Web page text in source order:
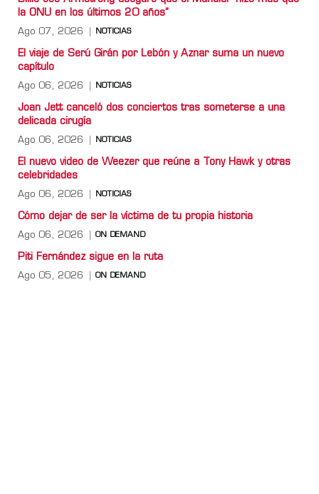
la ONU en los últimos 20 años”
Ago 07, 2026 NOTICIAS
El viaje de Serú Girán por Lebón y Aznar suma un nuevo
capítulo
Ago 06, 2026 NOTICIAS
Joan Jett canceló dos conciertos tras someterse a una
delicada cirugía
Ago 06, 2026 NOTICIAS
El nuevo video de Weezer que reúne a Tony Hawk y otras
celebridades
Ago 06, 2026 NOTICIAS
Cómo dejar de ser la víctima de tu propia historia
Ago 06, 2026 ON DEMAND
Piti Fernández sigue en la ruta
Ago 05, 2026 ON DEMAND